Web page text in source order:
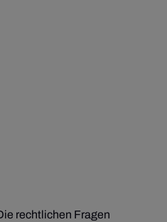
rechtlichen Fragen